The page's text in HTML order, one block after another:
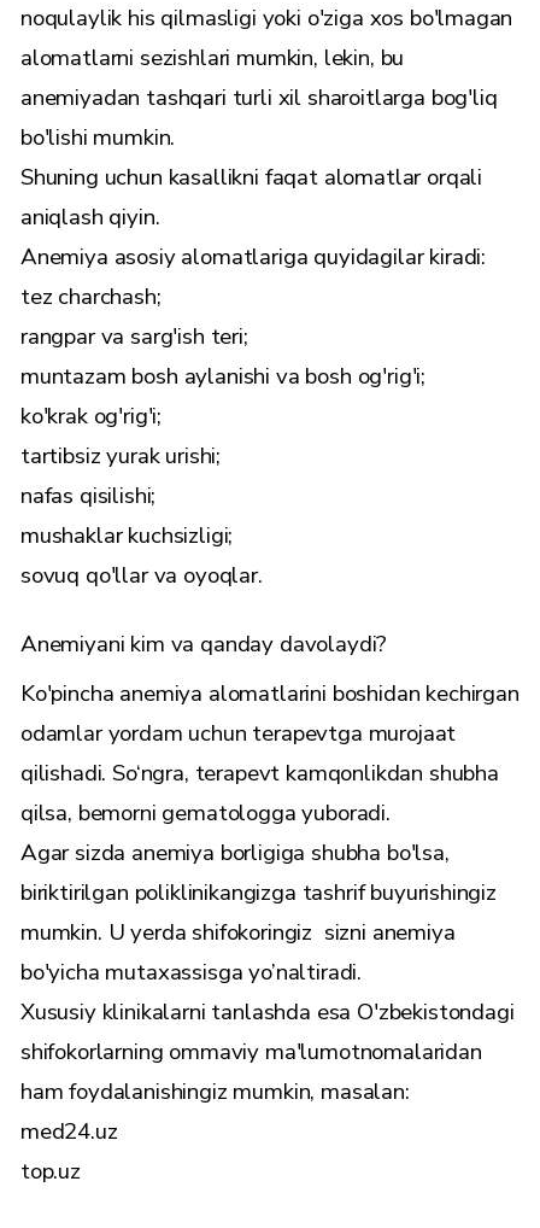
noqulaylik his qilmasligi yoki o'ziga xos bo'lmagan
alomatlarni sezishlari mumkin, lekin, bu
anemiyadan tashqari turli xil sharoitlarga bog'liq
bo'lishi mumkin.
Shuning uchun kasallikni faqat alomatlar orqali
aniqlash qiyin.
Anemiya asosiy alomatlariga quyidagilar kiradi:
tez charchash;
rangpar va sarg'ish teri;
muntazam bosh aylanishi va bosh og'rig'i;
ko'krak og'rig'i;
tartibsiz yurak urishi;
nafas qisilishi;
mushaklar kuchsizligi;
sovuq qo'llar va oyoqlar.
Anemiyani kim va qanday davolaydi?
Ko'pincha anemiya alomatlarini boshidan kechirgan
odamlar yordam uchun terapevtga murojaat
qilishadi. So‘ngra, terapevt kamqonlikdan shubha
qilsa, bemorni gematologga yuboradi.
Agar sizda anemiya borligiga shubha bo'lsa,
biriktirilgan poliklinikangizga tashrif buyurishingiz
mumkin. U yerda shifokoringiz sizni anemiya
bo'yicha mutaxassisga yo’naltiradi.
Xususiy klinikalarni tanlashda esa O'zbekistondagi
shifokorlarning ommaviy ma'lumotnomalaridan
ham foydalanishingiz mumkin, masalan:
med24.uz
top.uz